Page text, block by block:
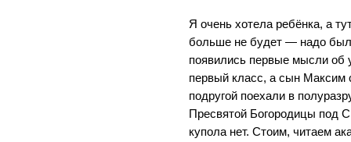
Я очень хотела ребёнка, а
больше не будет — надо
появились первые мысли об
первый класс, а сын
подругой поехали в
Пресвятой Богородицы под
купола нет. Стоим, читаем